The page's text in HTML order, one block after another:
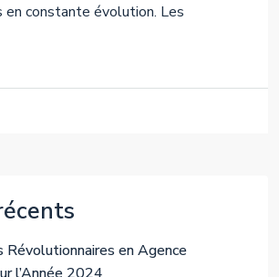
constante évolution. Les
Révolutionnaires en Agence